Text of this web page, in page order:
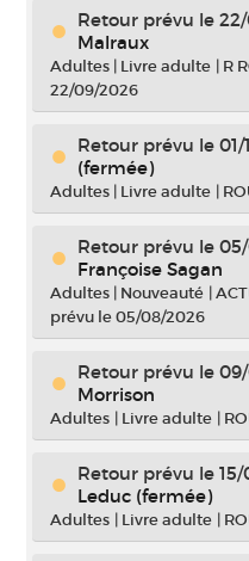
Retour prévu le
Malraux
Adultes | Livre adulte | R
22/09/2026
Retour prévu le 01/
(fermée)
Adultes | Livre adulte |
Retour prévu le
Françoise Sagan
Adultes | Nouveauté |
prévu le 05/08/2026
Retour prévu le
Morrison
Adultes | Livre adulte |
Retour prévu le
Leduc (fermée)
Adultes | Livre adulte |